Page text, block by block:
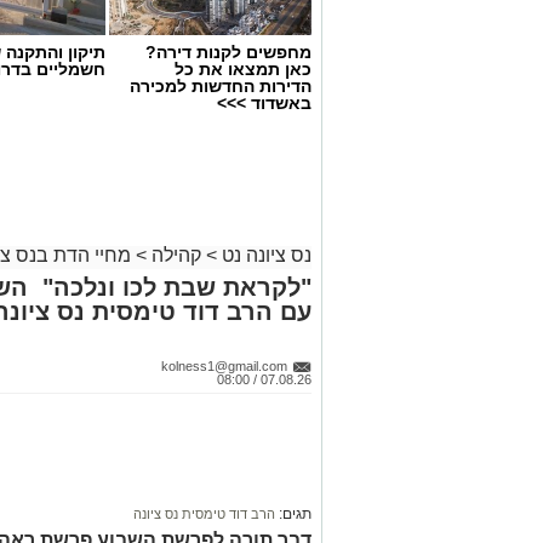
ארכיון
נתינה מתוך זיכרון: מיזם "טל
חוזר בנס ציונה
מיזם "טל של נתינה" מתקיים גם השנה
מחפשים לקנות דירה?
כאן תמצאו את כל
הדירות החדשות למכירה
באשדוד >>>
תיקון
חשמליים
נס ציונה נט > קהילה > מחיי הדת בנס
"לקראת שבת לכו ונלכה"
עם הרב דוד טימסית נס
kolness1@gmail.com
07.08.26 / 08:00
תגים: הרב דוד טימסית נס ציונה